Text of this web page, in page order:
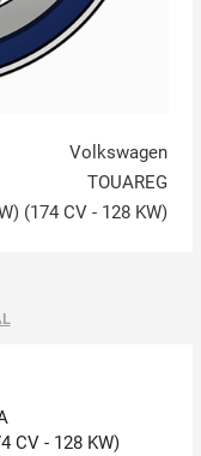
Volkswagen
TOUAREG
(174 CV - 128 KW)
CV - 128 KW)